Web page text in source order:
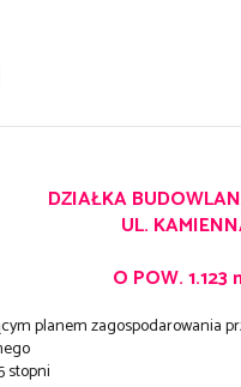
DZIAŁKA
UL.
O POW. 1.123
planem zagospodarowania
stopni